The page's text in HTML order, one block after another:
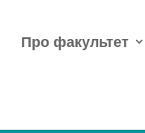
Про факультет